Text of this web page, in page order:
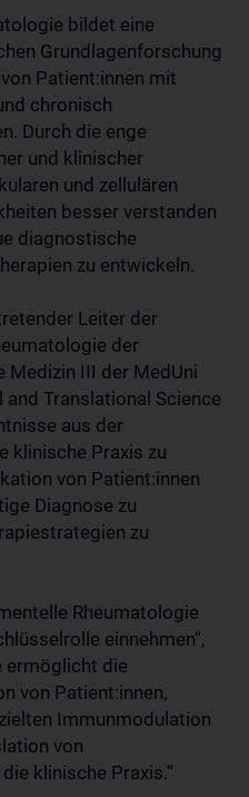
bildet eine
Grundlagenforschung
Patient:innen mit
chronisch
Durch die enge
und klinischer
und zellulären
besser verstanden
diagnostische
zu entwickeln.
Leiter der
der
Medizin III der MedUni
and Translational Science
aus der
klinische Praxis zu
von Patient:innen
Diagnose zu
zu
Rheumatologie
einnehmen“,
ermöglicht die
von Patient:innen,
Immunmodulation
von
klinische Praxis.“